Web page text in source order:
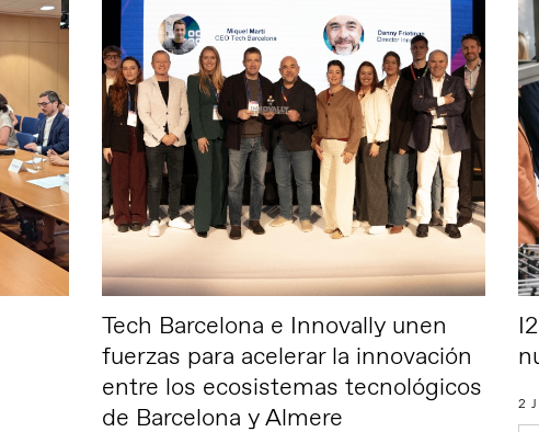
Tech Barcelona e Innovally unen
fuerzas para acelerar la innovación
entre los ecosistemas tecnológicos
de Barcelona y Almere
2